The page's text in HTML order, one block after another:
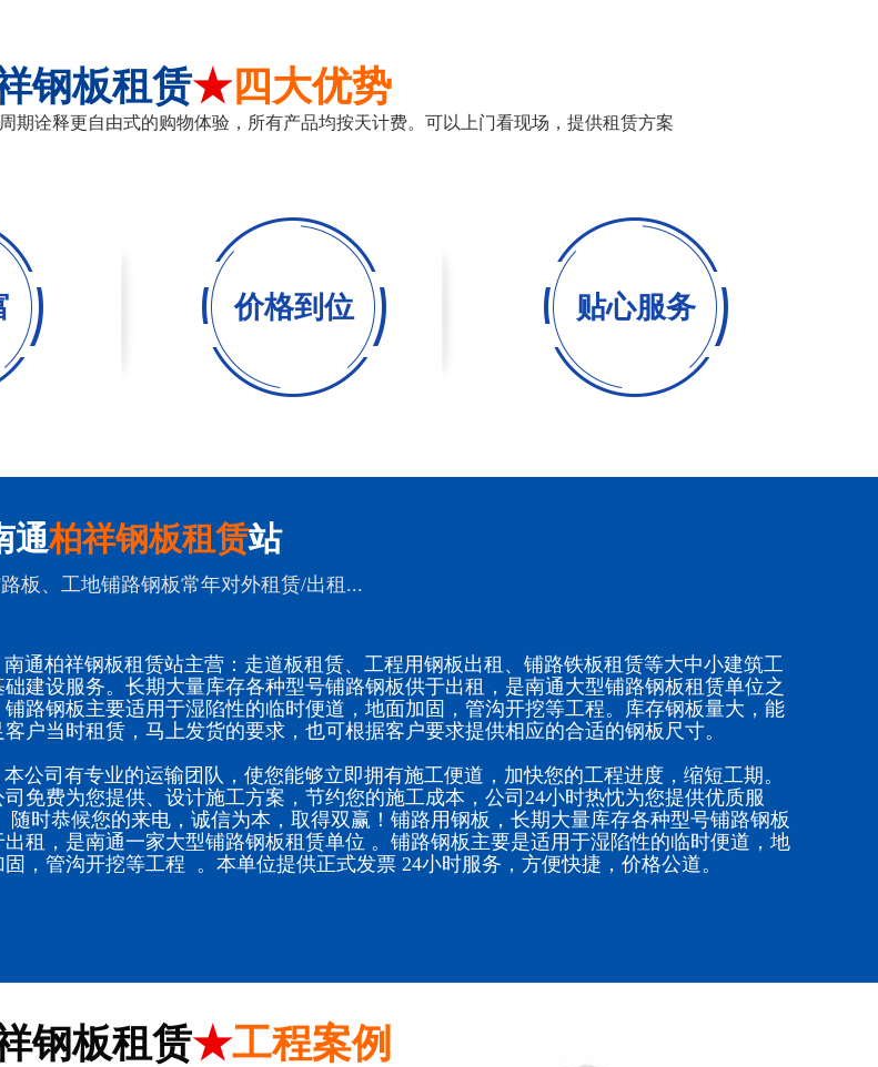
钢板租赁★四大优势
期诠释更自由式的购物体验，所有产品均按天计费。可以上门看现场，提供租赁方案
价格到位 贴心服务
通柏祥钢板租赁站
板、工地铺路钢板常年对外租赁/出租...
柏祥钢板租赁站主营：走道板租赁、工程用钢板出租、铺路铁板租赁等大中小建筑工
础建设服务。长期大量库存各种型号铺路钢板供于出租，是南通大型铺路钢板租赁单位之
铺路钢板主要适用于湿陷性的临时便道，地面加固，管沟开挖等工程。库存钢板量大，能
客户当时租赁，马上发货的要求，也可根据客户要求提供相应的合适的钢板尺寸。
司有专业的运输团队，使您能够立即拥有施工便道，加快您的工程进度，缩短工期。
司免费为您提供、设计施工方案，节约您的施工成本，公司24小时热忱为您提供优质服
随时恭候您的来电，诚信为本，取得双赢！铺路用钢板，长期大量库存各种型号铺路钢板
出租，是南通一家大型铺路钢板租赁单位 。铺路钢板主要是适用于湿陷性的临时便道，地
固，管沟开挖等工程 。本单位提供正式发票 24小时服务，方便快捷，价格公道。
钢板租赁★工程案例